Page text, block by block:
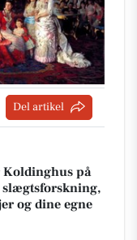
Del artikel
Koldinghus på
slægtsforskning,
og dine egne